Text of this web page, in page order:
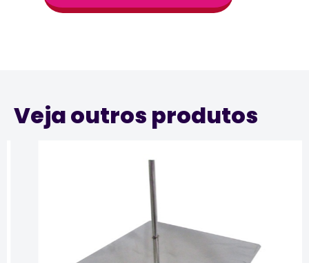
Veja outros produtos